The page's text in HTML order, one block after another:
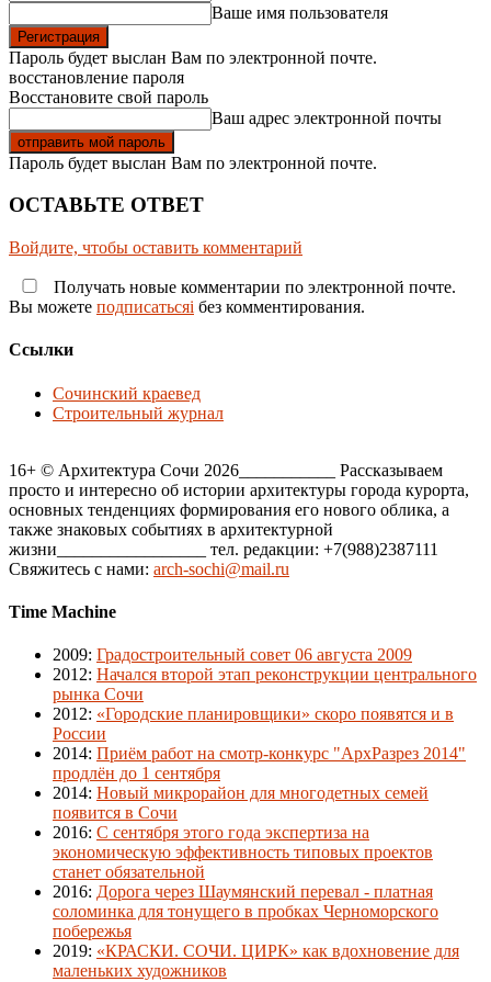
Ваше имя пользователя
Пароль будет выслан Вам по электронной почте.
восстановление пароля
Восстановите свой пароль
Ваш адрес электронной почты
Пароль будет выслан Вам по электронной почте.
ОСТАВЬТЕ ОТВЕТ
Войдите, чтобы оставить комментарий
Получать новые комментарии по электронной почте.
Вы можете подписатьсяi без комментирования.
Ссылки
Сочинский краевед
Строительный журнал
16+ © Архитектура Сочи 2026___________ Рассказываем
просто и интересно об истории архитектуры города курорта,
основных тенденциях формирования его нового облика, а
также знаковых событиях в архитектурной
жизни_________________ тел. редакции: +7(988)2387111
Свяжитесь с нами: arch-sochi@mail.ru
Time Machine
2009: Градостроительный совет 06 августа 2009
2012: Начался второй этап реконструкции центрального
рынка Сочи
2012: «Городские планировщики» скоро появятся и в
России
2014: Приём работ на смотр-конкурс "АрхРазрез 2014"
продлён до 1 сентября
2014: Новый микрорайон для многодетных семей
появится в Сочи
2016: С сентября этого года экспертиза на
экономическую эффективность типовых проектов
станет обязательной
2016: Дорога через Шаумянский перевал - платная
соломинка для тонущего в пробках Черноморского
побережья
2019: «КРАСКИ. СОЧИ. ЦИРК» как вдохновение для
маленьких художников